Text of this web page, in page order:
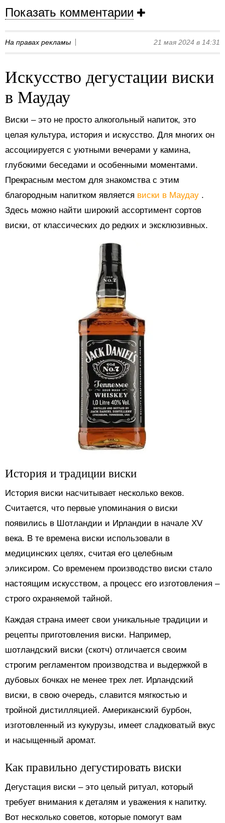
Показать комментарии
На правах рекламы 21 мая 2024 в 14:31
Искусство дегустации виски
в Маудау
Виски – это не просто алкогольный напиток, это
целая культура, история и искусство. Для многих он
ассоциируется с уютными вечерами у камина,
глубокими беседами и особенными моментами.
Прекрасным местом для знакомства с этим
благородным напитком является виски в Маудау .
Здесь можно найти широкий ассортимент сортов
виски, от классических до редких и эксклюзивных.
История и традиции виски
История виски насчитывает несколько веков.
Считается, что первые упоминания о виски
появились в Шотландии и Ирландии в начале XV
века. В те времена виски использовали в
медицинских целях, считая его целебным
эликсиром. Со временем производство виски стало
настоящим искусством, а процесс его изготовления –
строго охраняемой тайной.
Каждая страна имеет свои уникальные традиции и
рецепты приготовления виски. Например,
шотландский виски (скотч) отличается своим
строгим регламентом производства и выдержкой в
дубовых бочках не менее трех лет. Ирландский
виски, в свою очередь, славится мягкостью и
тройной дистилляцией. Американский бурбон,
изготовленный из кукурузы, имеет сладковатый вкус
и насыщенный аромат.
Как правильно дегустировать виски
Дегустация виски – это целый ритуал, который
требует внимания к деталям и уважения к напитку.
Вот несколько советов, которые помогут вам